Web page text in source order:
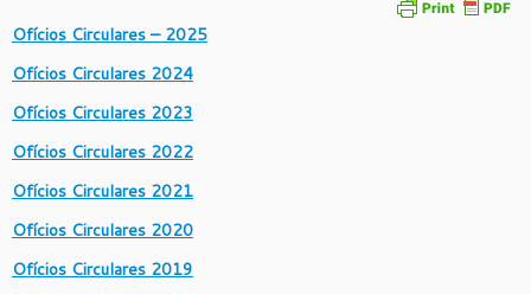
Ofícios Circulares – 2025
Ofícios Circulares 2024
Ofícios Circulares 2023
Ofícios Circulares 2022
Ofícios Circulares 2021
Ofícios Circulares 2020
Ofícios Circulares 2019